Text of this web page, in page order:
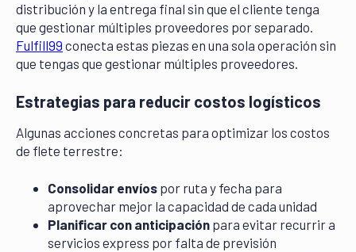
distribución y la entrega final sin que el cliente tenga
que gestionar múltiples proveedores por separado.
Fulfill99 conecta estas piezas en una sola operación sin
que tengas que gestionar múltiples proveedores.
Estrategias para reducir costos logísticos
Algunas acciones concretas para optimizar los costos
de flete terrestre:
Consolidar envíos por ruta y fecha para
aprovechar mejor la capacidad de cada unidad
Planificar con anticipación para evitar recurrir a
servicios express por falta de previsión